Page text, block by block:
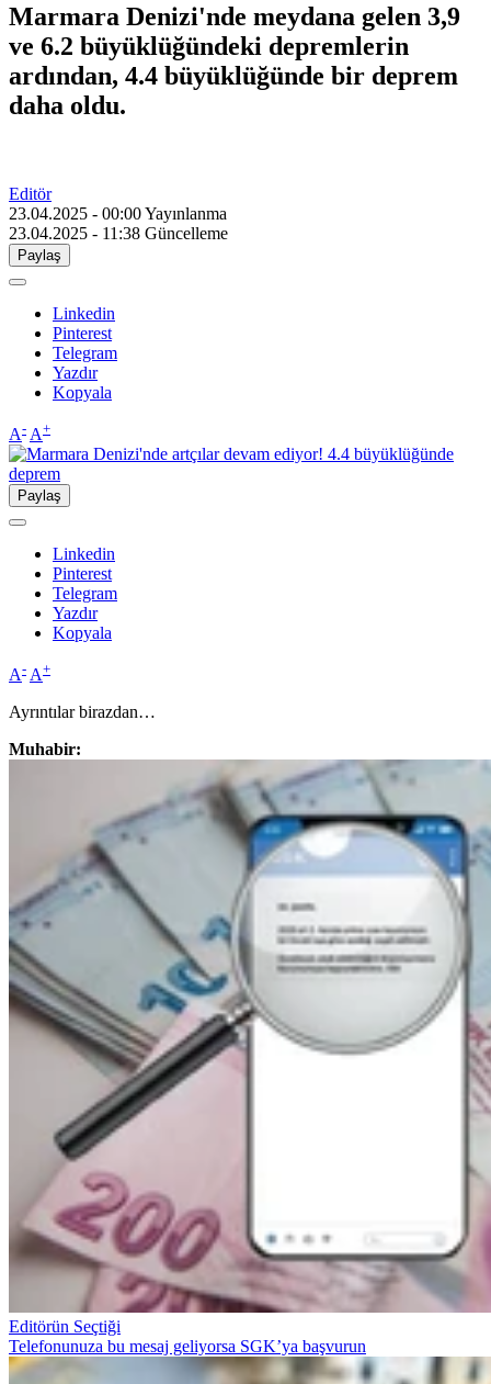
Marmara Denizi'nde meydana gelen 3,9
ve 6.2 büyüklüğündeki depremlerin
ardından, 4.4 büyüklüğünde bir deprem
daha oldu.
Editör
23.04.2025 - 00:00Yayınlanma
23.04.2025 - 11:38 Güncelleme
Paylaş
Linkedin
Pinterest
Telegram
Yazdır
Kopyala
A- A+
Paylaş
Linkedin
Pinterest
Telegram
Yazdır
Kopyala
A- A+
Ayrıntılar birazdan…
Muhabir:
Editörün Seçtiği
Telefonunuza bu mesaj geliyorsa SGK’ya başvurun